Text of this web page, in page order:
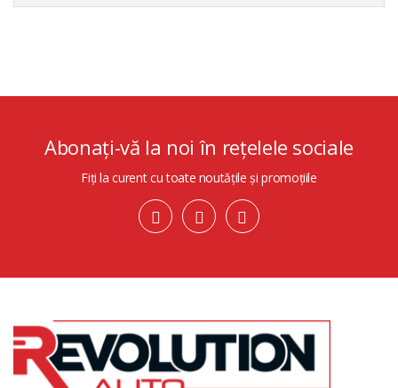
Abonați-vă la noi în rețelele sociale
Fiți la curent cu toate noutățile și promoțiile